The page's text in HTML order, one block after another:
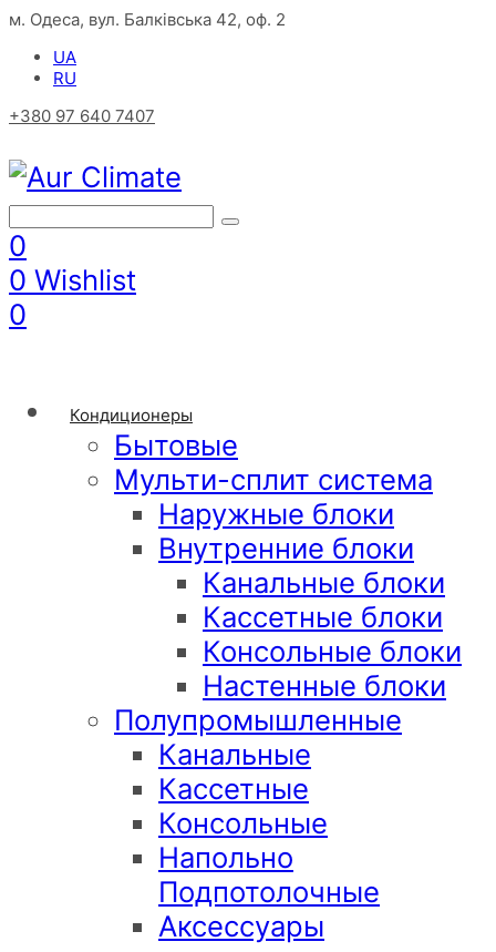
м. Одеса, вул. Балківська 42, оф. 2
UA
RU
+380 97 640 7407
0
0 Wishlist
0
Кондиционеры
Бытовые
Мульти-сплит система
Наружные блоки
Внутренние блоки
Канальные блоки
Кассетные блоки
Консольные блоки
Настенные блоки
Полупромышленные
Канальные
Кассетные
Консольные
Напольно
Подпотолочные
Аксессуары